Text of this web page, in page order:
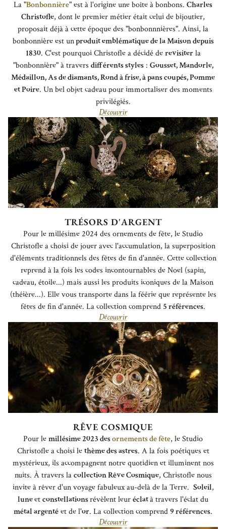
La "Bonbonnière" est à l'origine une boîte à bonbons. Charles
Christofle, dont le premier métier était celui de bijoutier,
proposait déjà à cette époque des "bonbonnnières". Ainsi, la
bonbonnière est unproduit emblématique de la Maison depuis
1830. C'est pourquoi Christofle a décidé derevisiterla
"bonbonnière" à travers différents styles: Gousset, Mandorle,
Médaillon, As de diamants, Rond à frise, à pans coupés, Pomme
et Poire. Un bel objet cadeau pour immortaliser des moments
privilégiés.
Découvrir
TRÉSORS D'ARGENT
Pour le millésime 2024 des ornements de fête, le Studio
Christofle a choisi de jouer avec l'accumulation, la superposition
d'éléments traditionnels des fêtes de fin d'année. Cette collection
reprend à la fois les codes incontournables de Noel (sapin,
cadeau, étoile...) mais aussi les produits iconiques de la Maison
(théière...). Elle vous transporte dans la féérie que représente les
fêtes de fin d'année. La collection comprend 5 références.
Découvrir
RÊVE COSMIQUE
Pour lemillésime 2023 desornements de fête, le Studio
Christofle a choisi lethème des astres. A la fois poétiques et
mystérieux, ils accompagnent notre quotidien et illuminent nos
nuits. À travers lacollection Rêve Cosmique, Christofle nous
invite à rêver d'un voyage fabuleux au-delà de la Terre. Soleil,
luneetconstellationsrévèlent leuréclatà travers l'éclat du
métal argentéet de l'or. La collection comprend9 références.
Découvrir